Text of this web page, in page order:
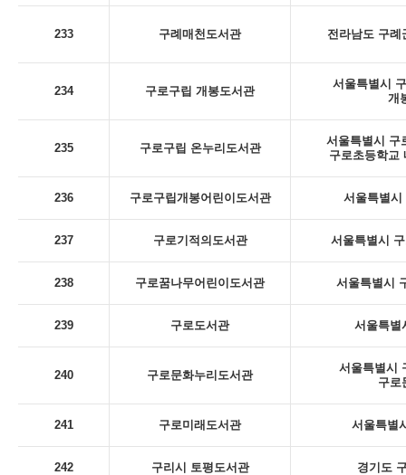
233 구례매천도서관 전라남도 구례
234 구로구립 개봉도서관
서울특별시
개
235 구로구립 온누리도서관
서울특별시 구
구로초등학교
236 구로구립개봉어린이도서관 서울특별시
237 구로기적의도서관 서울특별시
238 구로꿈나무어린이도서관 서울특별시
239 구로도서관 서울특별
240 구로문화누리도서관
서울특별시
구로
241 구로미래도서관 서울특별
242 구리시 토평도서관 경기도